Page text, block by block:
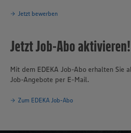
Jetzt bewerben
Jetzt Job-Abo aktivieren!
Mit dem EDEKA Job-Abo erhalten Sie
Job-Angebote per E-Mail.
Zum EDEKA Job-Abo